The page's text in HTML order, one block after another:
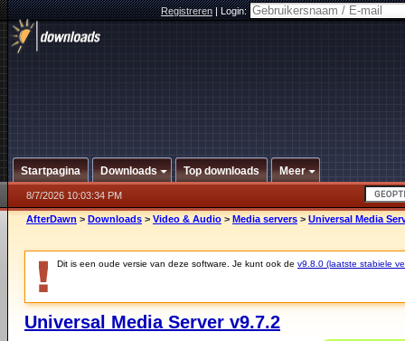
Registreren|Login:
Startpagina Downloads Top downloads Meer
8/7/2026 10:03:34 PM
AfterDawn > Downloads > Video & Audio > Media servers > Universal Media
Dit is een oude versie van deze software. Je kunt ook de v9.8.0 (laatste stabiele
Universal Media Server v9.7.2